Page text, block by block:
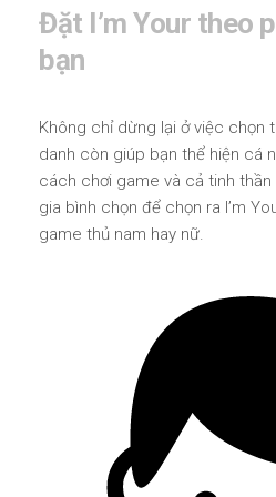
Đặt I’m Your theo
bạn
Không chỉ dừng lại ở việc chọn
danh còn giúp bạn thể hiện cá
cách chơi game và cả tinh
gia bình chọn để chọn ra I’m
game thủ nam hay nữ.